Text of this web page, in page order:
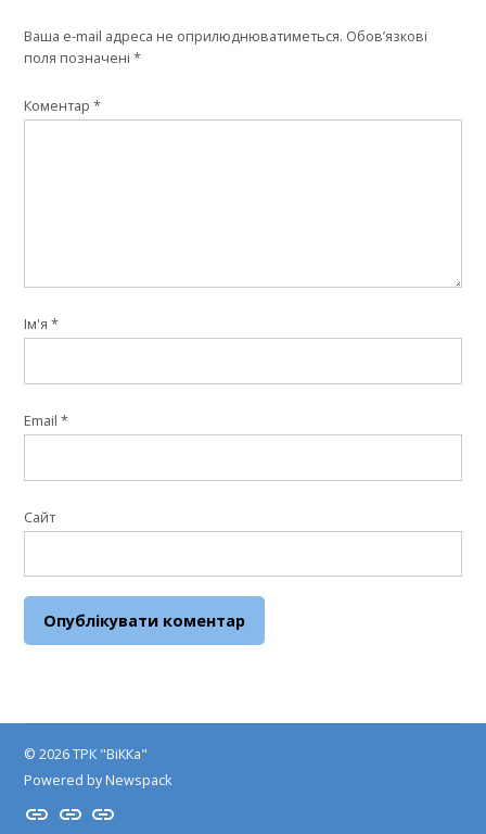
Ваша e-mail адреса не оприлюднюватиметься. Обов’язкові
поля позначені*
Коментар*
Ім'я*
Email*
Сайт
© 2026 ТРК "ВіККа"
Powered by Newspack
Insta
YouTube
FB